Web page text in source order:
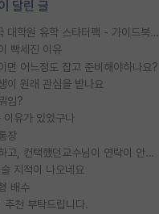
달린 글
[무료] 2026 미국 대학원 유학 스타터팩 - 가이드북 & 합격자 컨택메일 템플릿
빡세진 이유
면 어느정도 잡고 준비해야하나요?
이 원래 관심을 받나요
임?
이유가 있었구나
장
석박사 과정 합격하고, 컨택했던교수님이 연락이 안됩니다...
지적이 나오네요
배수
천 부탁드립니다.